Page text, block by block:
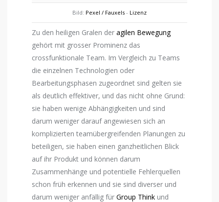
Bild: Pexel / Fauxels - Lizenz
Zu den heiligen Gralen der agilen Bewegung
gehört mit grosser Prominenz das
crossfunktionale Team. Im Vergleich zu Teams
die einzelnen Technologien oder
Bearbeitungsphasen zugeordnet sind gelten sie
als deutlich effektiver, und das nicht ohne Grund:
sie haben wenige Abhängigkeiten und sind
darum weniger darauf angewiesen sich an
komplizierten teamübergreifenden Planungen zu
beteiligen, sie haben einen ganzheitlichen Blick
auf ihr Produkt und können darum
Zusammenhänge und potentielle Fehlerquellen
schon früh erkennen und sie sind diverser und
darum weniger anfällig für Group Think und